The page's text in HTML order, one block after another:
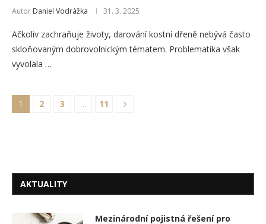
Autor Daniel Vodrážka 31. 3. 2025
Ačkoliv zachraňuje životy, darování kostní dřeně nebývá často
skloňovaným dobrovolnickým tématem. Problematika však
vyvolala …
1 2 3 … 11
AKTUALITY
Mezinárodní pojistná řešení pro